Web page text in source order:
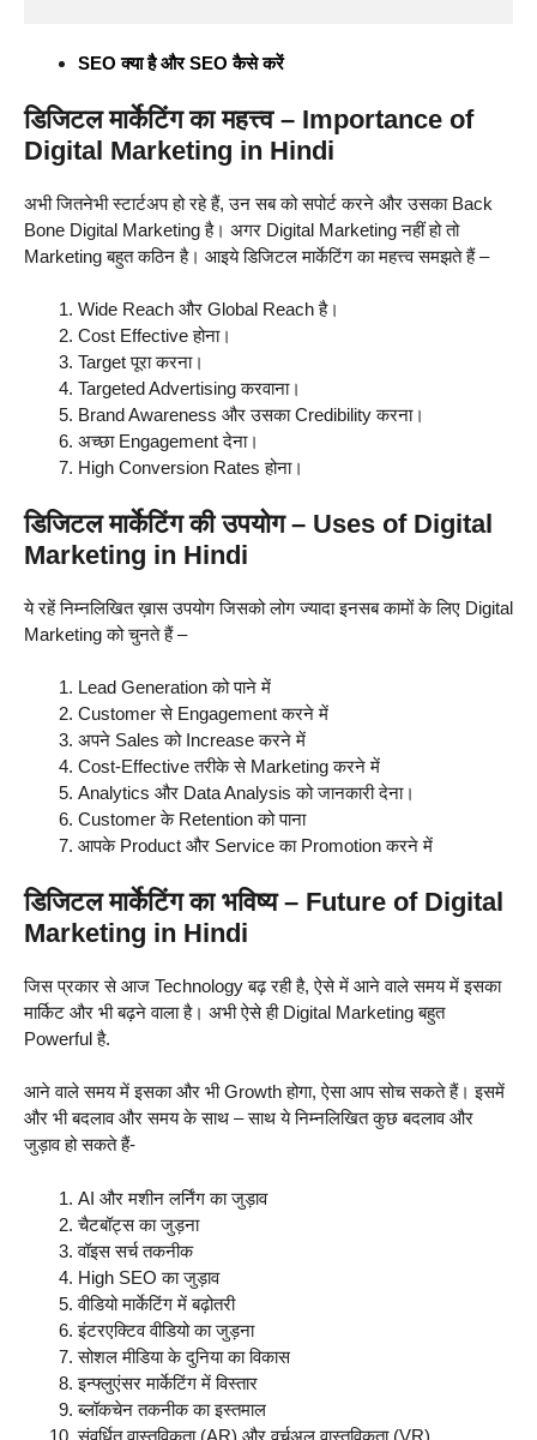
SEO क्या है और SEO कैसे करें
डिजिटल मार्केटिंग का महत्त्व – Importance of
Digital Marketing in Hindi
अभी जितनेभी स्टार्टअप हो रहे हैं, उन सब को सपोर्ट करने और उसका Back
Bone Digital Marketing है। अगर Digital Marketing नहीं हो तो
Marketing बहुत कठिन है। आइये डिजिटल मार्केटिंग का महत्त्व समझते हैं –
Wide Reach और Global Reach है।
Cost Effective होना।
Target पूरा करना।
Targeted Advertising करवाना।
Brand Awareness और उसका Credibility करना।
अच्छा Engagement देना।
High Conversion Rates होना।
डिजिटल मार्केटिंग की उपयोग – Uses of Digital
Marketing in Hindi
ये रहें निम्नलिखित ख़ास उपयोग जिसको लोग ज्यादा इनसब कामों के लिए Digital
Marketing को चुनते हैं –
Lead Generation को पाने में
Customer से Engagement करने में
अपने Sales को Increase करने में
Cost-Effective तरीके से Marketing करने में
Analytics और Data Analysis को जानकारी देना।
Customer के Retention को पाना
आपके Product और Service का Promotion करने में
डिजिटल मार्केटिंग का भविष्य – Future of Digital
Marketing in Hindi
जिस प्रकार से आज Technology बढ़ रही है, ऐसे में आने वाले समय में इसका
मार्किट और भी बढ़ने वाला है। अभी ऐसे ही Digital Marketing बहुत
Powerful है.
आने वाले समय में इसका और भी Growth होगा, ऐसा आप सोच सकते हैं। इसमें
और भी बदलाव और समय के साथ – साथ ये निम्नलिखित कुछ बदलाव और
जुड़ाव हो सकते हैं-
AI और मशीन लर्निंग का जुड़ाव
चैटबॉट्स का जुड़ना
वॉइस सर्च तकनीक
High SEO का जुड़ाव
वीडियो मार्केटिंग में बढ़ोतरी
इंटरएक्टिव वीडियो का जुड़ना
सोशल मीडिया के दुनिया का विकास
इन्फ्लुएंसर मार्केटिंग में विस्तार
ब्लॉकचेन तकनीक का इस्तमाल
संवर्धित वास्तविकता (AR) और वर्चुअल वास्तविकता (VR)